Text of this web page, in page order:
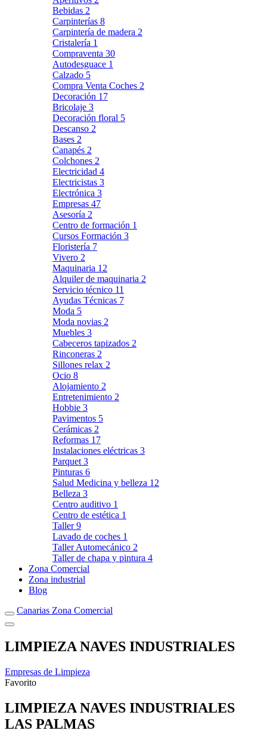
Bebidas 2
Carpinterías 8
Carpintería de madera 2
Cristalería 1
Compraventa 30
Autodesguace 1
Calzado 5
Compra Venta Coches 2
Decoración 17
Bricolaje 3
Decoración floral 5
Descanso 2
Bases 2
Canapés 2
Colchones 2
Electricidad 4
Electricistas 3
Electrónica 3
Empresas 47
Asesoría 2
Centro de formación 1
Cursos Formación 3
Floristería 7
Vivero 2
Maquinaria 12
Alquiler de maquinaria 2
Servicio técnico 11
Ayudas Técnicas 7
Moda 5
Moda novias 2
Muebles 3
Cabeceros tapizados 2
Rinconeras 2
Sillones relax 2
Ocio 8
Alojamiento 2
Entretenimiento 2
Hobbie 3
Pavimentos 5
Cerámicas 2
Reformas 17
Instalaciones eléctricas 3
Parquet 3
Pinturas 6
Salud Medicina y belleza 12
Belleza 3
Centro auditivo 1
Centro de estética 1
Taller9
Lavado de coches 1
Taller Automecánico 2
Taller de chapa y pintura 4
Zona Comercial
Zona industrial
Blog
Canarias Zona Comercial
LIMPIEZA NAVES INDUSTRIALES
Empresas de Limpieza
Favorito
LIMPIEZA NAVES INDUSTRIALES
LAS PALMAS